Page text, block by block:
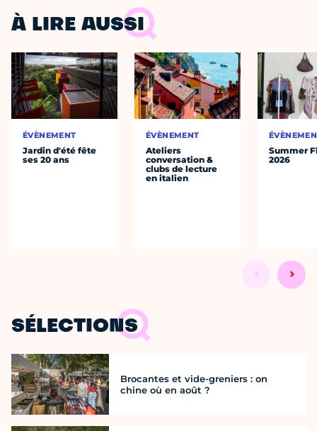
À LIRE AUSSI
ÉVÈNEMENT
Jardin d'été fête
ses 20 ans
ÉVÈNEMENT
Ateliers
conversation &
clubs de lecture
en italien
Summer
2026
SÉLECTIONS
Brocantes et vide-greniers : on
chine où en août ?